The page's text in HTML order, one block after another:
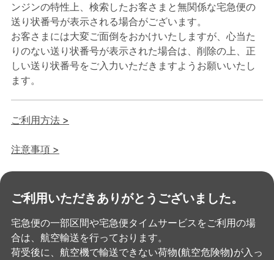
ンジンの特性上、検索したお客さまと無関係な宅急便の
送り状番号が表示される場合がございます。
お客さまには大変ご面倒をおかけいたしますが、心当た
りのない送り状番号が表示された場合は、削除の上、正
しい送り状番号をご入力いただきますようお願いいたし
ます。
ご利用方法 >
注意事項 >
ご利用いただきありがとうございました。
宅急便の一部区間や宅急便タイムサービスをご利用の場
合は、航空輸送を行っております。
荷受後に、航空機で輸送できない荷物(航空危険物)が入っ